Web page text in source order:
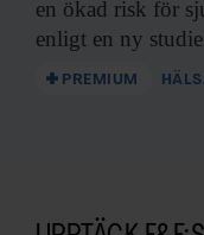
en ökad risk för
enligt en ny
PREMIUM